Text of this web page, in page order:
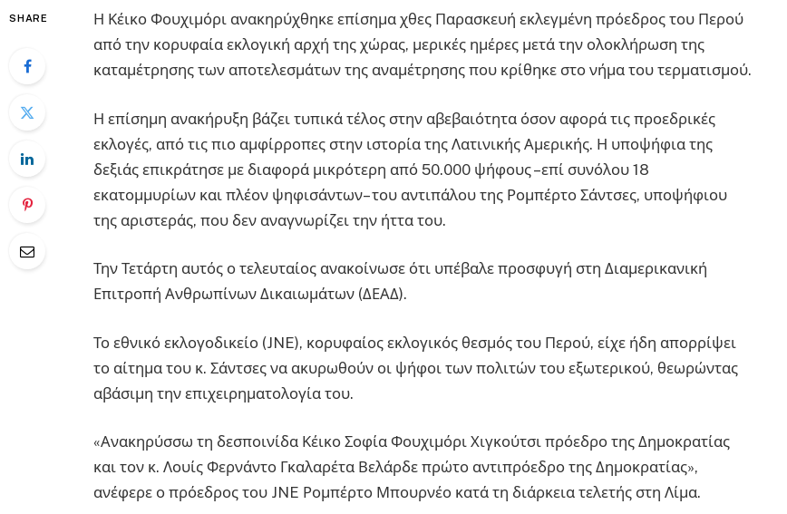
SHARE
Η Κέικο Φουχιμόρι ανακηρύχθηκε επίσημα χθες Παρασκευή εκλεγμένη πρόεδρος του Περού
από την κορυφαία εκλογική αρχή της χώρας, μερικές ημέρες μετά την ολοκλήρωση της
καταμέτρησης των αποτελεσμάτων της αναμέτρησης που κρίθηκε στο νήμα του τερματισμού.
Η επίσημη ανακήρυξη βάζει τυπικά τέλος στην αβεβαιότητα όσον αφορά τις προεδρικές
εκλογές, από τις πιο αμφίρροπες στην ιστορία της Λατινικής Αμερικής. Η υποψήφια της
δεξιάς επικράτησε με διαφορά μικρότερη από 50.000 ψήφους –επί συνόλου 18
εκατομμυρίων και πλέον ψηφισάντων– του αντιπάλου της Ρομπέρτο Σάντσες, υποψήφιου
της αριστεράς, που δεν αναγνωρίζει την ήττα του.
Την Τετάρτη αυτός ο τελευταίος ανακοίνωσε ότι υπέβαλε προσφυγή στη Διαμερικανική
Επιτροπή Ανθρωπίνων Δικαιωμάτων (ΔΕΑΔ).
Το εθνικό εκλογοδικείο (JNE), κορυφαίος εκλογικός θεσμός του Περού, είχε ήδη απορρίψει
το αίτημα του κ. Σάντσες να ακυρωθούν οι ψήφοι των πολιτών του εξωτερικού, θεωρώντας
αβάσιμη την επιχειρηματολογία του.
«Ανακηρύσσω τη δεσποινίδα Κέικο Σοφία Φουχιμόρι Χιγκούτσι πρόεδρο της Δημοκρατίας
και τον κ. Λουίς Φερνάντο Γκαλαρέτα Βελάρδε πρώτο αντιπρόεδρο της Δημοκρατίας»,
ανέφερε ο πρόεδρος του JNE Ρομπέρτο Μπουρνέο κατά τη διάρκεια τελετής στη Λίμα.